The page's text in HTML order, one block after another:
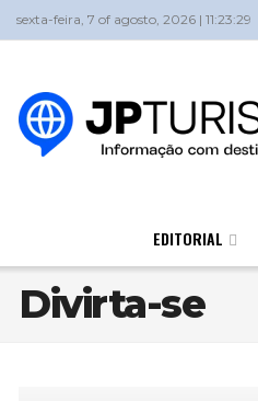
sexta-feira, 7 of agosto, 2026 | 11:23:29
EDITORIAL
Divirta-se